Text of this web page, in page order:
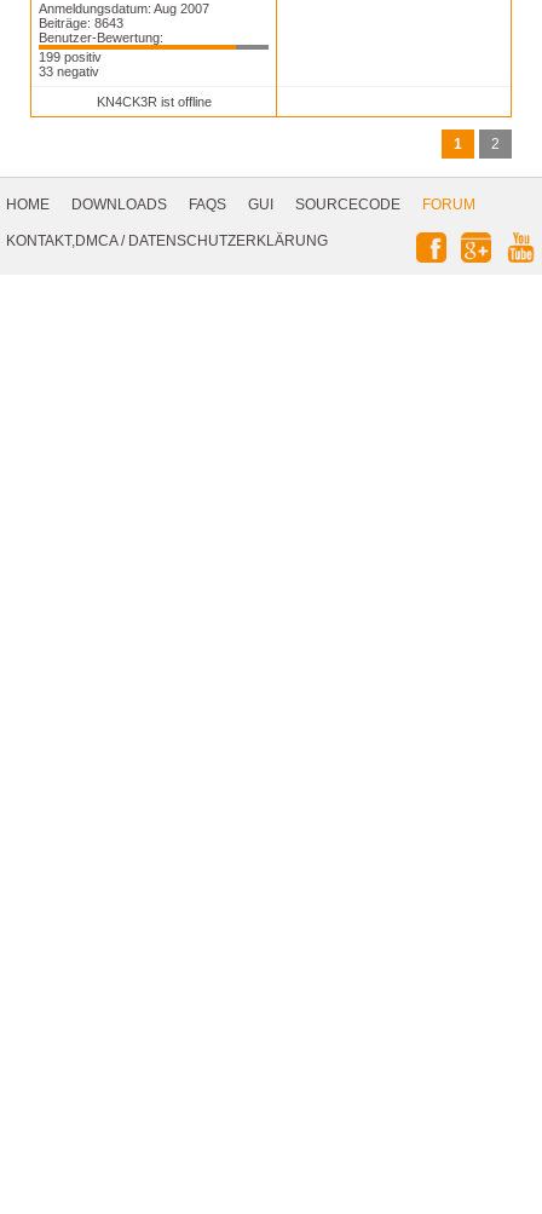
Anmeldungsdatum: Aug 2007
Beiträge: 8643
Benutzer-Bewertung:
199 positiv
33 negativ
KN4CK3R ist offline
1 2
Navigation
HOME DOWNLOADS FAQS GUI SOURCECODE
FORUM
KONTAKT,DMCA/ DATENSCHUTZERKLÄRUNG